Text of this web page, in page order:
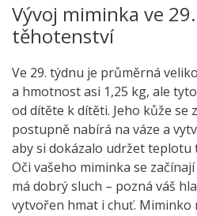
Vývoj miminka ve
těhotenství
Ve 29. týdnu je průměrná
a hmotnost asi 1,25 kg, ale
od dítěte k dítěti. Jeho kůže se
postupně nabírá na váze a
aby si dokázalo udržet teplotu
Oči vašeho miminka se
má dobrý sluch – pozná váš
vytvořen hmat i chuť. Miminko